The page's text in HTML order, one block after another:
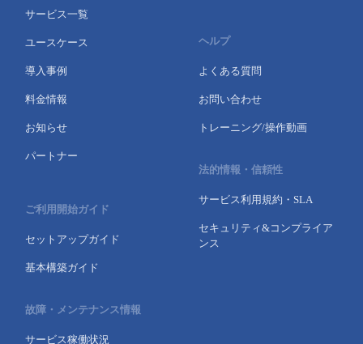
サービス一覧
ユースケース
導入事例
料金情報
お知らせ
パートナー
ご利用開始ガイド
セットアップガイド
基本構築ガイド
故障・メンテナンス情報
サービス稼働状況
ヘルプ
よくある質問
お問い合わせ
トレーニング/操作動画
法的情報・信頼性
サービス利用規約・SLA
セキュリティ&コンプライア
ンス